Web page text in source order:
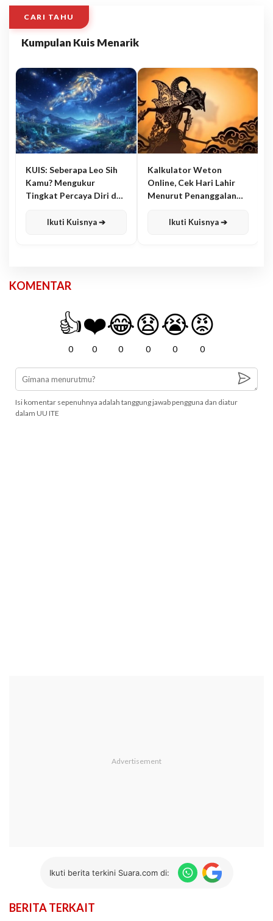
CARI TAHU
Kumpulan Kuis Menarik
KUIS: Seberapa Leo Sih
Kamu? Mengukur
Tingkat Percaya Diri dan
Ikuti Kuisnya ➔
Kalkulator Weton
Online, Cek Hari Lahir
Menurut Penanggalan
Ikuti Kuisnya ➔
KOMENTAR
👍
0
❤️
0
😂
0
😧
0
😭
0
😡
0
Isi komentar sepenuhnya adalah tanggung jawab pengguna dan diatur
dalam UU ITE
Ikuti berita terkini Suara.com di:
BERITA TERKAIT